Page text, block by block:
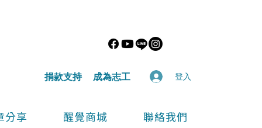
​捐款支持 ​成為志工 登入
分享 醒覺商城 聯絡我們